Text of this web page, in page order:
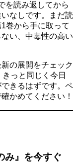
を読み返してから
なしです。まだ読
巻から手に取って
い、中毒性の高い
の展開をチェック
っと同じく今日
きるはずです。ペ
かめてください！
み』を今すぐ